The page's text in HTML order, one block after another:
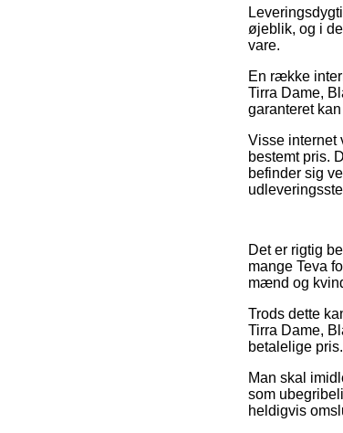
øjeblik, og i
vare.
En række
Tirra Dame,
garanteret
Visse internet
bestemt pris.
befinder sig
Det er rigtig
mange Teva
mænd og
Trods dette
Tirra Dame,
betalelige pris.
Man skal
som
heldigvis